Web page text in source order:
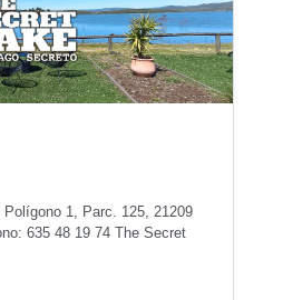
1, Parc. 125, 21209
635 48 19 74 The Secret